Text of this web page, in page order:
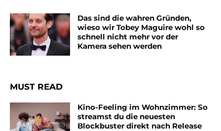
Das sind die wahren Gründen,
wieso wir Tobey Maguire wohl so
schnell nicht mehr vor der
Kamera sehen werden
MUST READ
Kino-Feeling im Wohnzimmer: So
streamst du die neuesten
Blockbuster direkt nach Release